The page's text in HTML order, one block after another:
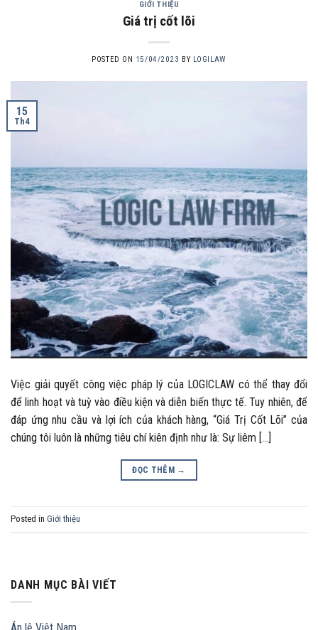
GIỚI THIỆU
Giá trị cốt lõi
POSTED ON 15/04/2023 BY LOGILAW
15
Th4
Việc giải quyết công việc pháp lý của LOGICLAW có thể thay đổi
để linh hoạt và tuỳ vào điều kiện và diễn biến thực tế. Tuy nhiên, để
đáp ứng nhu cầu và lợi ích của khách hàng, “Giá Trị Cốt Lõi” của
chúng tôi luôn là những tiêu chí kiên định như là: Sự liêm […]
ĐỌC THÊM →
Posted in Giới thiệu
DANH MỤC BÀI VIẾT